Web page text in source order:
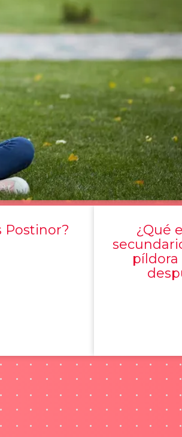
Postinor?
¿Qué
píldora